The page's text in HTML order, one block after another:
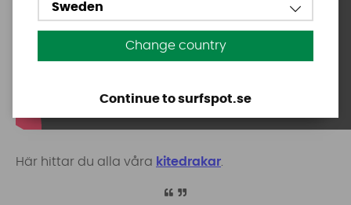
Här hittar du alla våra kitedrakar
Sweden
Change country
Continue to surfspot.se